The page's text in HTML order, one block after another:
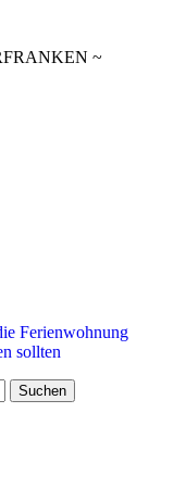
~
Ferienwohnung
sollten